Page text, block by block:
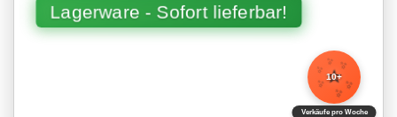
Lagerware - Sofort lieferbar!
✨
✨✨
✨
✨
✨
⭐
10+
Verkäufe pro Woche